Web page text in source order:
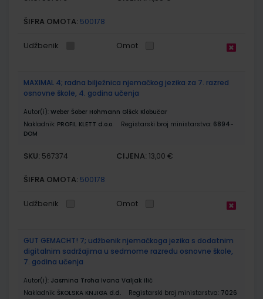
ŠIFRA OMOTA: 500178
Udžbenik Omot
MAXIMAL 4; radna bilježnica njemačkog jezika za 7. razred
osnovne škole, 4. godina učenja
Autor(i): Weber Šober Hohmann Glšck Klobučar
Nakladnik: PROFIL KLETT d.o.o. Registarski broj ministarstva: 6894-
DOM
SKU: 567374 CIJENA: 13,00 €
ŠIFRA OMOTA: 500178
Udžbenik Omot
GUT GEMACHT! 7; udžbenik njemačkoga jezika s dodatnim
digitalnim sadržajima u sedmome razredu osnovne škole,
7. godina učenja
Autor(i): Jasmina Troha Ivana Valjak Ilić
Nakladnik: ŠKOLSKA KNJIGA d.d. Registarski broj ministarstva: 7026